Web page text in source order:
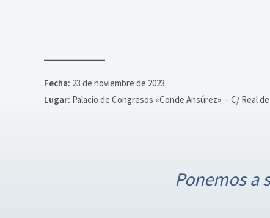
Fecha: 23 de noviembre de 2023.
Lugar: Palacio de Congresos «Conde Ansúrez» – C/ Real
Ponemos a